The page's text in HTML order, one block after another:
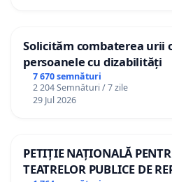
Solicităm combaterea urii
persoanele cu dizabilități
7 670 semnături
2 204 Semnături / 7 zile
29 Jul 2026
PETIȚIE NAȚIONALĂ
TEATRELOR PUBLICE DE